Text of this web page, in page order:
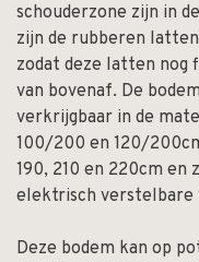
schouderzone zijn in
zijn de rubberen
zodat deze latten nog
van bovenaf. De
verkrijgbaar in de
100/200 en 120/
190, 210 en 220cm en
elektrisch verstelbare
Deze bodem kan op